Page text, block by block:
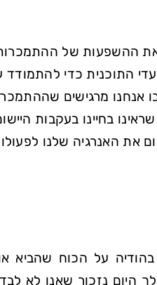
את ההשפעות של
התוכנית כדי
אנחנו מרגישים
שראינו בחיינו בעקבות
את האנרגיה שלנו
בהודיה על הכוח
היום נזכור שאנו לא